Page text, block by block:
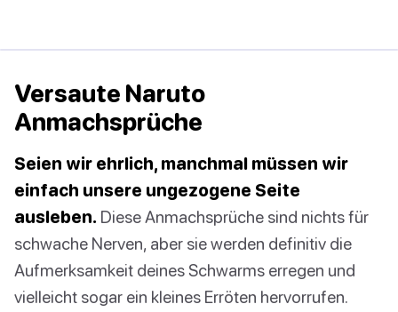
Versaute Naruto
Anmachsprüche
Seien wir ehrlich, manchmal müssen wir
einfach unsere ungezogene Seite
ausleben. Diese Anmachsprüche sind nichts für
schwache Nerven, aber sie werden definitiv die
Aufmerksamkeit deines Schwarms erregen und
vielleicht sogar ein kleines Erröten hervorrufen.